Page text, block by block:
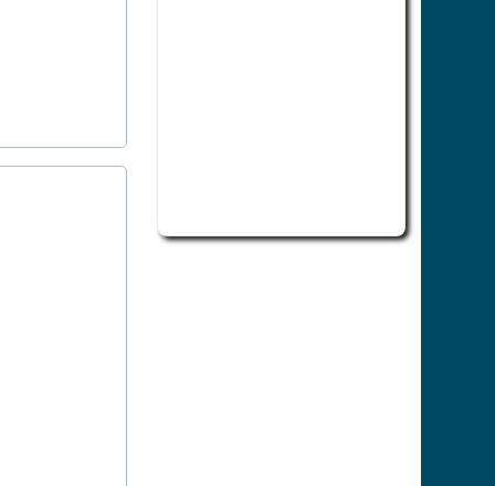
此為活動行程日曆，若無法正常讀